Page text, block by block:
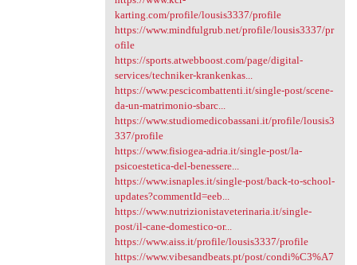
karting.com/profile/lousis3337/profile
https://www.mindfulgrub.net/profile/lousis3337/pr
ofile
https://sports.atwebboost.com/page/digital-
services/techniker-krankenkas...
https://www.pescicombattenti.it/single-post/scene-
da-un-matrimonio-sbarc...
https://www.studiomedicobassani.it/profile/lousis3
337/profile
https://www.fisiogea-adria.it/single-post/la-
psicoestetica-del-benessere...
https://www.isnaples.it/single-post/back-to-school-
updates?commentId=eeb...
https://www.nutrizionistaveterinaria.it/single-
post/il-cane-domestico-or...
https://www.aiss.it/profile/lousis3337/profile
https://www.vibesandbeats.pt/post/condi%C3%A7